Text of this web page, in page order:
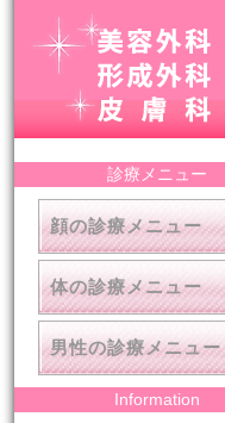
診療メニュー
顔の診療メニュー
体の診療メニュー
男性の診療メニュー
Information